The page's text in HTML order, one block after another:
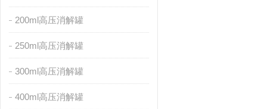
200ml高压消解罐
250ml高压消解罐
300ml高压消解罐
400ml高压消解罐